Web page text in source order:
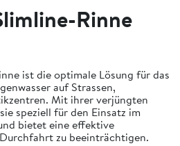
Rinne
ist die optimale Lösung für das
auf Strassen,
Mit ihrer verjüngten
speziell für den Einsatz im
bietet eine effektive
zu beeinträchtigen.